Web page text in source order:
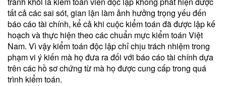
tất cả các sai sót, gian lận làm ảnh hưởng trọng yếu đến
báo cáo tài chính, kể cả khi cuộc kiểm toán đã được lập kế
hoạch và thực hiện theo các chuẩn mực kiểm toán Việt
Nam. Vì vậy kiểm toán độc lập chỉ chịu trách nhiệm trong
phạm vi ý kiến mà họ đưa ra đối với báo cáo tài chính dựa
trên các hồ sơ chứng từ mà họ được cung cấp trong quá
trình kiểm toán.